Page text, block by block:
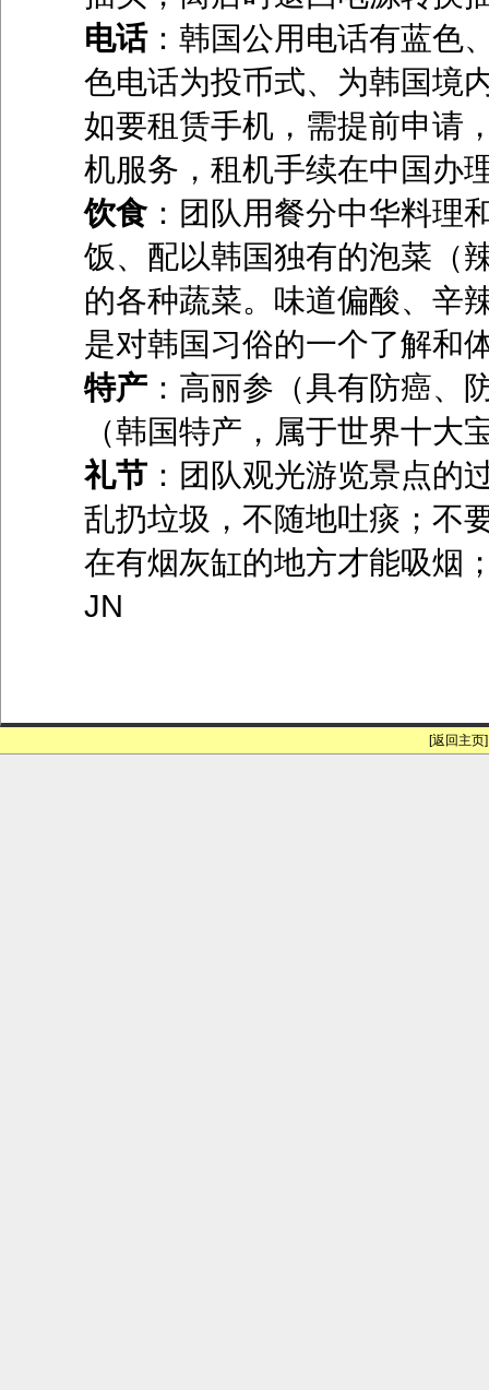
电话：韩国公用电话有蓝色
色电话为投币式、为韩国境
如要租赁手机，需提前申请
机服务，租机手续在中国办
饮食：团队用餐分中华料理
饭、配以韩国独有的泡菜（
的各种蔬菜。味道偏酸、辛
是对韩国习俗的一个了解和
特产：高丽参（具有防癌、
（韩国特产，属于世界十大
礼节：团队观光游览景点的
乱扔垃圾，不随地吐痰；不
在有烟灰缸的地方才能吸烟
JN
[返回主页]